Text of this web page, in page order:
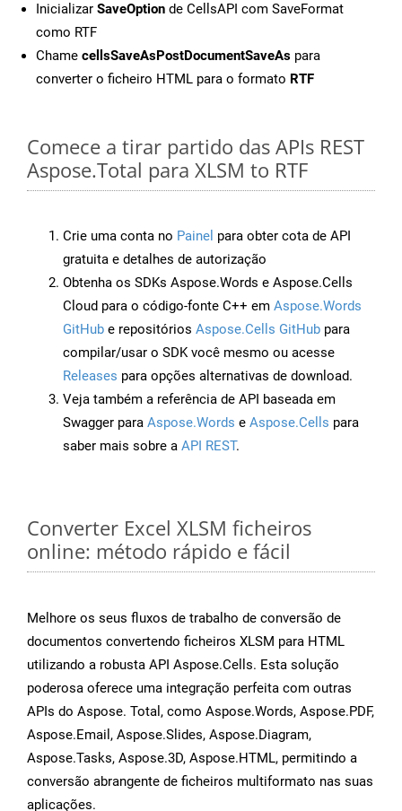
Inicializar SaveOption de CellsAPI com SaveFormat
como RTF
Chame cellsSaveAsPostDocumentSaveAs para
converter o ficheiro HTML para o formato RTF
Comece a tirar partido das APIs REST
Aspose.Total para XLSM to RTF
Crie uma conta no Painel para obter cota de API
gratuita e detalhes de autorização
Obtenha os SDKs Aspose.Words e Aspose.Cells
Cloud para o código-fonte C++ em Aspose.Words
GitHub e repositórios Aspose.Cells GitHub para
compilar/usar o SDK você mesmo ou acesse
Releases para opções alternativas de download.
Veja também a referência de API baseada em
Swagger para Aspose.Words e Aspose.Cells para
saber mais sobre a API REST.
Converter Excel XLSM ficheiros
online: método rápido e fácil
Melhore os seus fluxos de trabalho de conversão de
documentos convertendo ficheiros XLSM para HTML
utilizando a robusta API Aspose.Cells. Esta solução
poderosa oferece uma integração perfeita com outras
APIs do Aspose. Total, como Aspose.Words, Aspose.PDF,
Aspose.Email, Aspose.Slides, Aspose.Diagram,
Aspose.Tasks, Aspose.3D, Aspose.HTML, permitindo a
conversão abrangente de ficheiros multiformato nas suas
aplicações.